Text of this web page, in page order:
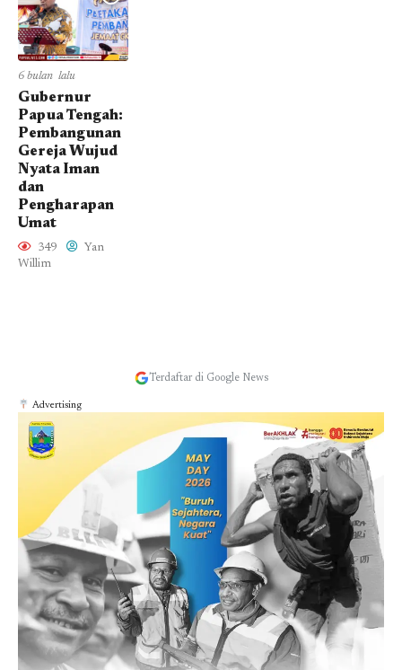
6 bulan lalu
Gubernur
Papua Tengah:
Pembangunan
Gereja Wujud
Nyata Iman
dan
Pengharapan
Umat
349
Yan
Willim
Terdaftar di Google News
Advertising